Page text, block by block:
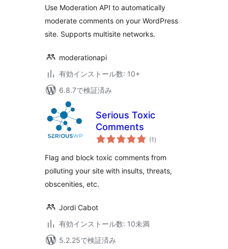
価
Use Moderation API to automatically
moderate comments on your WordPress
site. Supports multisite networks.
moderationapi
有効インストール数: 10+
6.8.7で検証済み
Serious Toxic
Comments
(1 個
の
価
)
Flag and block toxic comments from
polluting your site with insults, threats,
obscenities, etc.
Jordi Cabot
有効インストール数: 10未満
5.2.25で検証済み